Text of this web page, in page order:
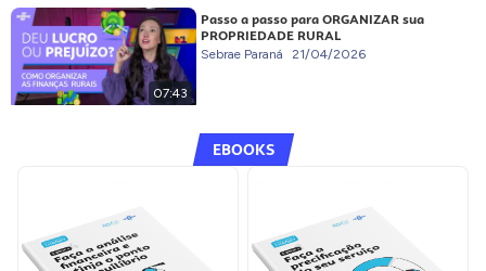
07:43
Passo a passo para ORGANIZAR sua
PROPRIEDADE RURAL
Sebrae Paraná 21/04/2026
EBOOKS